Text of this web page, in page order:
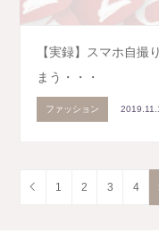
【実録】スマホ自撮
まう・・・
ファッション
1 2 3 4